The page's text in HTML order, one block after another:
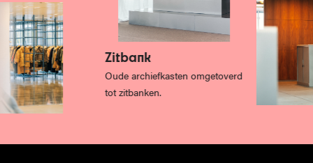
Zitbank
Oude archiefkasten omgetoverd
tot zitbanken.